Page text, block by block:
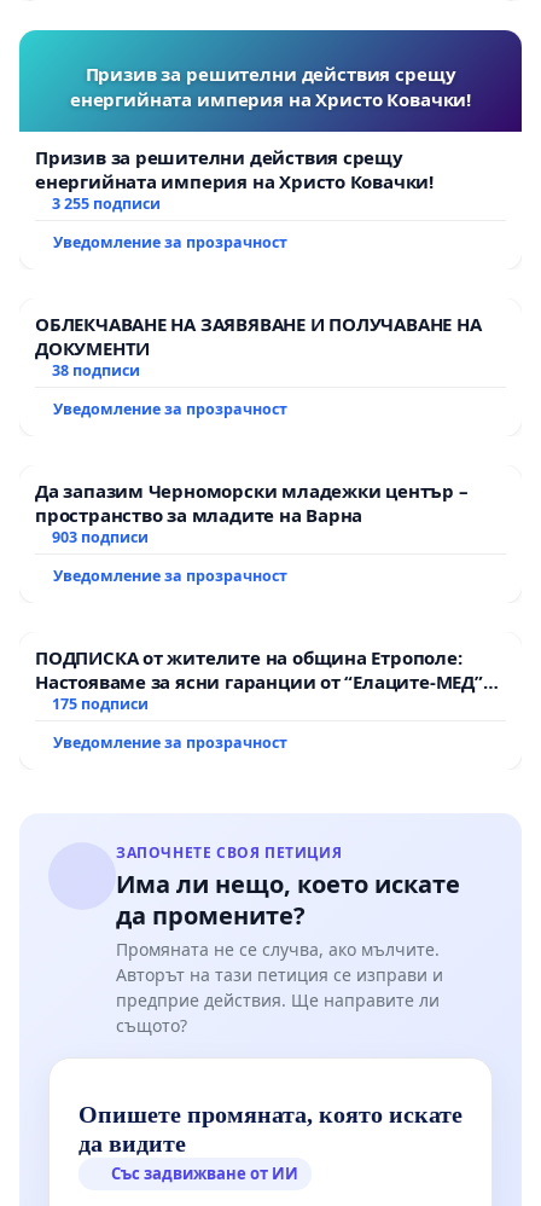
Нито един лев данъци не оправдава съсипаните
Здравето и бъдещето на българското общество
и децата ни са по-важни от печалбите на
хазартната индустрия.
---------------
ВАЖНО!!!
1. ✍️ ПОДПИШИ ПЕТИЦИЯТА.Държавата
трябва да застане на страната на обществото, а
не на зависимостта.
Призив за решителни действия срещу
енергийната империя на Христо Ковачки!
Призив за решителни действия срещу
енергийната империя на Христо Ковачки!
3 255 подписи
Уведомление за прозрачност
ОБЛЕКЧАВАНЕ НА ЗАЯВЯВАНЕ И ПОЛУЧАВАНЕ НА
ДОКУМЕНТИ
38 подписи
Уведомление за прозрачност
Да запазим Черноморски младежки център –
пространство за младите на Варна
903 подписи
Уведомление за прозрачност
ПОДПИСКА от жителите на община Етрополе:
Настояваме за ясни гаранции от “Елаците-МЕД”
АД и от държавата, че ще се изпълнят всички
175 подписи
Уведомление за прозрачност
ЗАПОЧНЕТЕ СВОЯ ПЕТИЦИЯ
Има ли нещо, което искате
да промените?
Промяната не се случва, ако мълчите.
Авторът на тази петиция се изправи и
предприе действия. Ще направите ли
същото?
Опишете промяната, която искате
да видите
Със задвижване от ИИ